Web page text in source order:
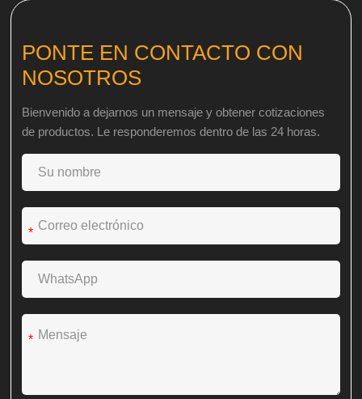
PONTE EN CONTACTO CON
NOSOTROS
Bienvenido a dejarnos un mensaje y obtener cotizaciones
de productos. Le responderemos dentro de las 24 horas.
*
*